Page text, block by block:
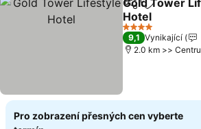
SdíletPřidat na
Gold Tower
Hotel
Ukázat ceny
4 Počet hvězdiček
9,1 Vynikající
2.0 km >>
Pro zobrazení přesných cen vyberte